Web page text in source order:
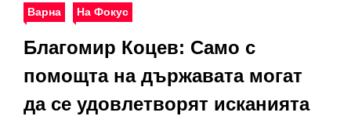
Варна На Фокус
Благомир Коцев: Само с
помощта на държавата могат
да се удовлетворят исканията